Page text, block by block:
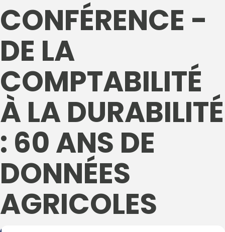
CONFÉRENCE -
DE LA
COMPTABILITÉ
À LA DURABILITÉ
: 60 ANS DE
DONNÉES
AGRICOLES